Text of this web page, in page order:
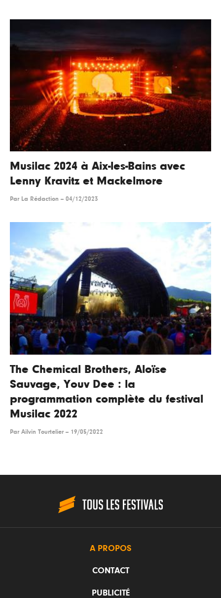
Musilac 2024 à Aix-les-Bains avec
Lenny Kravitz et Mackelmore
Par La Rédaction -- 04/12/2023
The Chemical Brothers, Aloïse
Sauvage, Youv Dee : la
programmation complète du festival
Musilac 2022
Par Ailvin Tourtelier -- 19/05/2022
A PROPOS
CONTACT
PUBLICITÉ